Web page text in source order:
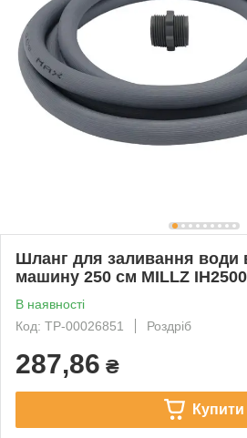
Шланг для заливання води
машину 250 см MILLZ
В наявності
Код: ТР-00026851
Роздріб
287,86 ₴
Купити